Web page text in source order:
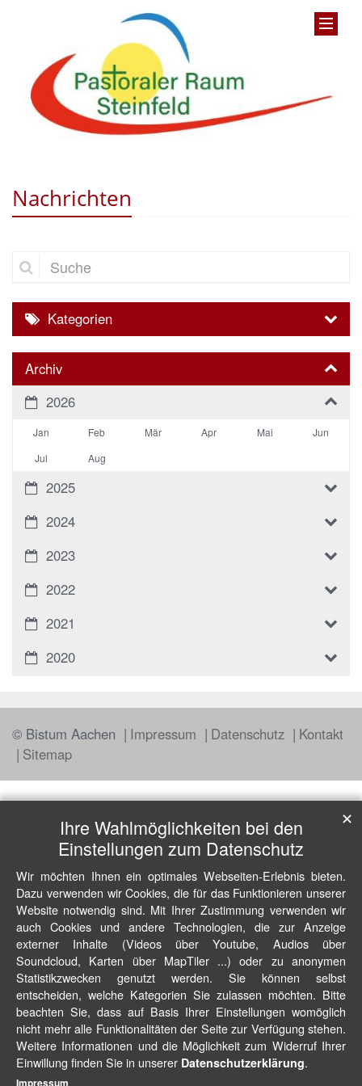
Nachrichten
Suche
Kategorien
Archiv
2026
Jan Feb Mär Apr Mai
Jun
Jul
Aug
2025
2024
2023
2022
2021
2020
© Bistum Aachen Impressum Datenschutz
Kontakt
Sitemap
Ihre Wahlmöglichkeiten bei den
Einstellungen zum Datenschutz
Wir möchten Ihnen ein optimales Webseiten-Erlebnis bieten.
Dazu verwenden wir Cookies, die für das Funktionieren unserer
Website notwendig sind. Mit Ihrer Zustimmung verwenden wir
auch Cookies und andere Technologien, die zur Anzeige
externer Inhalte (Videos über Youtube, Audios über
Soundcloud, Karten über MapTiler ...) oder zu anonymen
Statistikzwecken genutzt werden. Sie können selbst
entscheiden, welche Kategorien Sie zulassen möchten. Bitte
beachten Sie, dass auf Basis Ihrer Einstellungen womöglich
nicht mehr alle Funktionalitäten der Seite zur Verfügung stehen.
Weitere Informationen und die Möglichkeit zum Widerruf Ihrer
Einwillung finden Sie in unserer Datenschutzerklärung.
✕
Impressum